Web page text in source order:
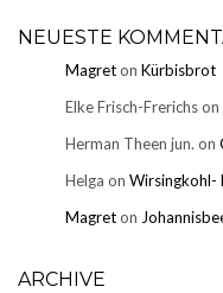
NEUESTE
Magreton Kürbisbrot
Elke Frisch-Frerichson
Herman Theen jun. on
Helga on Wirsingkohl-
Magreton
ARCHIVE